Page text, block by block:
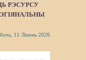
РЭСУРСУ
11 Ліпень 2026